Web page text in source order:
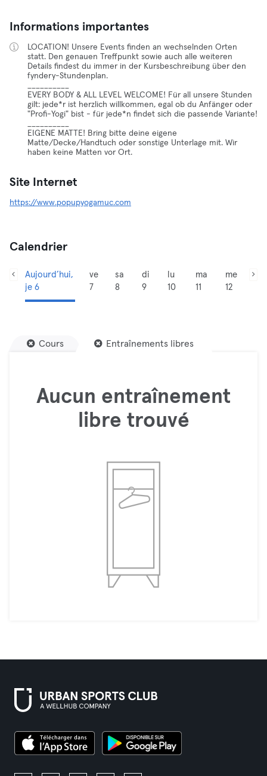
Informations importantes
LOCATION! Unsere Events finden an wechselnden Orten
statt. Den genauen Treffpunkt sowie auch alle weiteren
Details findest du immer in der Kursbeschreibung über den
fyndery-Stundenplan.
EVERY BODY & ALL LEVEL WELCOME! Für all unsere Stunden
gilt: jede*r ist herzlich willkommen, egal ob du Anfänger oder
"Profi-Yogi" bist - für jede*n findet sich die passende Variante!
EIGENE MATTE! Bring bitte deine eigene
Matte/Decke/Handtuch oder sonstige Unterlage mit. Wir
haben keine Matten vor Ort.
Site Internet
https://www.popupyogamuc.com
Calendrier
Aujourd’hui,
je 6
ve
7
sa
8
di
9
lu
10
ma
11
me
12
Cours Entraînements libres
Aucun entraînement
libre trouvé